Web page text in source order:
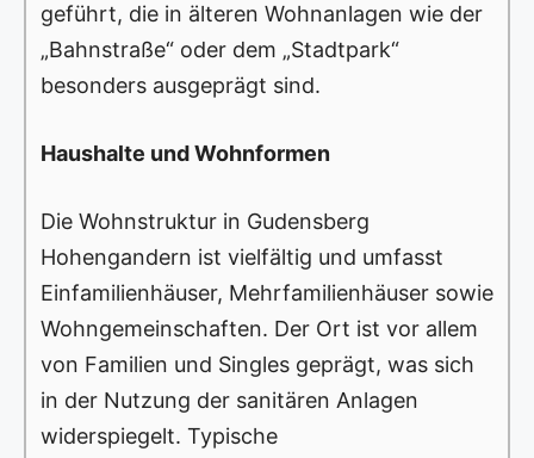
geführt, die in älteren Wohnanlagen wie der
„Bahnstraße“ oder dem „Stadtpark“
besonders ausgeprägt sind.
Haushalte und Wohnformen
Die Wohnstruktur in Gudensberg
Hohengandern ist vielfältig und umfasst
Einfamilienhäuser, Mehrfamilienhäuser sowie
Wohngemeinschaften. Der Ort ist vor allem
von Familien und Singles geprägt, was sich
in der Nutzung der sanitären Anlagen
widerspiegelt. Typische